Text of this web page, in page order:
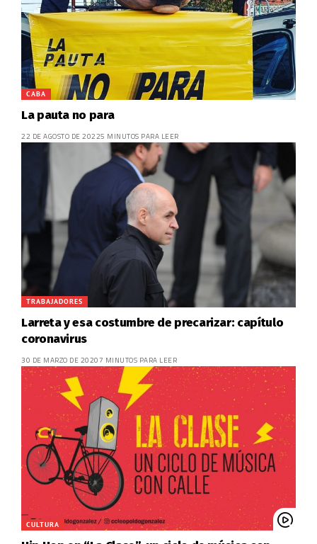
CABA
La pauta no para
22 DE AGOSTO DE 20225 MINUTOS PARA LEER
TRABAJADORES
Larreta y esa costumbre de precarizar: capítulo
coronavirus
30 DE MARZO DE 20207 MINUTOS PARA LEER
CULTURA